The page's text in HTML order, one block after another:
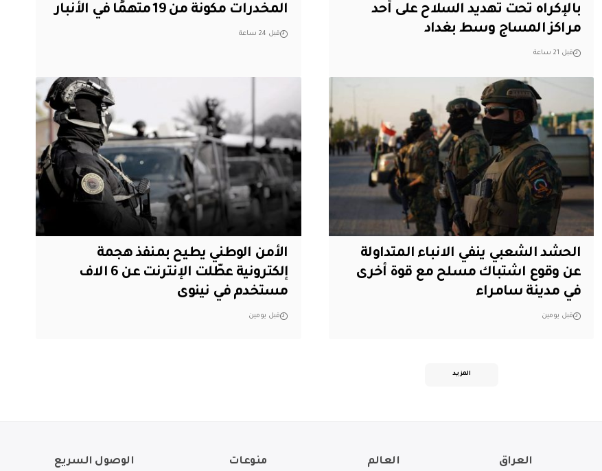
بالإكراه تحت تهديد السلاح على أحد
مراكز المساج وسط بغداد
قبل 21 ساعة
المخدرات مكونة من 19 متهمًا في الأنبار
قبل 24 ساعة
الحشد الشعبي ينفي الانباء المتداولة
عن وقوع اشتباك مسلح مع قوة أخرى
في مدينة سامراء
قبل يومين
الأمن الوطني يطيح بمنفذ هجمة
إلكترونية عطّلت الإنترنت عن 6 الاف
مستخدم في نينوى
قبل يومين
المزيد
العراق العالم منوعات الوصول السريع